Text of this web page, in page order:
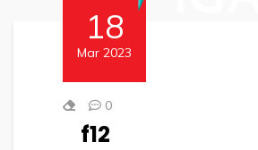
18
Mar 2023
0
f12